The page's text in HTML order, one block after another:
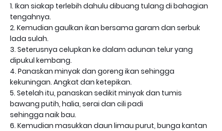
1. Ikan siakap terlebih dahulu dibuang tulang di bahagian
tengahnya.
2. Kemudian gaulkan ikan bersama garam dan serbuk
lada sulah.
3. Seterusnya celupkan ke dalam adunan telur yang
dipukul kembang.
4. Panaskan minyak dan goreng ikan sehingga
kekuningan. Angkat dan ketepikan.
5. Setelah itu, panaskan sedikit minyak dan tumis
bawang putih, halia, serai dan cili padi
sehingga naik bau.
6. Kemudian masukkan daun limau purut, bunga kantan